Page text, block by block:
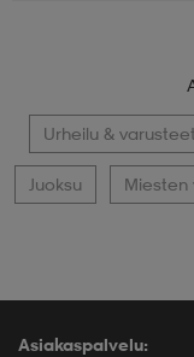
Urheilu & varusteet
Juoksu
Asiakaspalvelu: